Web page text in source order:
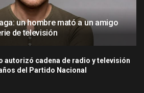
un hombre mató a un amigo
de televisión
autorizó cadena de radio y televisión
del Partido Nacional